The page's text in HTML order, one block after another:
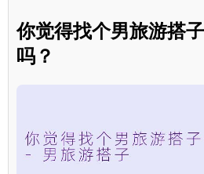
你觉得找个男旅游搭
吗？